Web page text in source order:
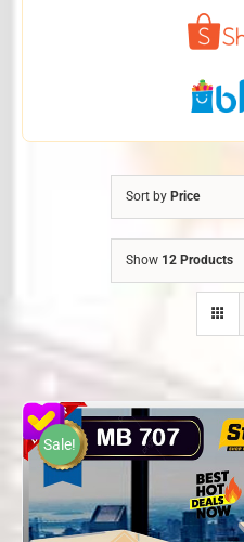
Sort by Price
Show 12 Products
Sale!